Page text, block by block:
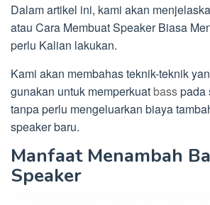
Dalam artikel ini, kami akan
atau Cara Membuat Speaker Biasa
perlu Kalian lakukan.
Kami akan membahas teknik-teknik
gunakan untuk memperkuat basspada
tanpa perlu mengeluarkan biaya
speaker baru.
Manfaat Menambah
Speaker